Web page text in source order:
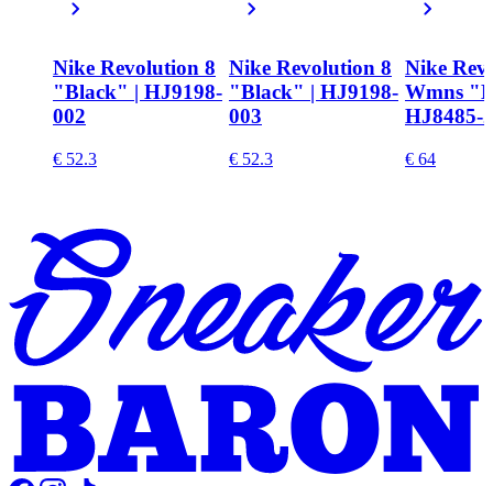
Nike Revolution 8
"Black" | HJ9198-
002
€ 52.3
Nike Revolution 8
"Black" | HJ9198-
003
€ 52.3
Nike
Wmns
HJ8485-
€ 64